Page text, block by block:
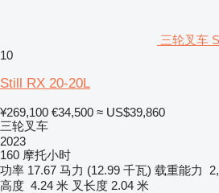
三轮叉车
10
Still RX 20-20L
¥269,100 €34,500 ≈ US$39,860
三轮叉车
2023
160 摩托小时
功率 17.67 马力 (12.99 千瓦) 载重能力
高度 4.24 米 叉长度 2.04 米